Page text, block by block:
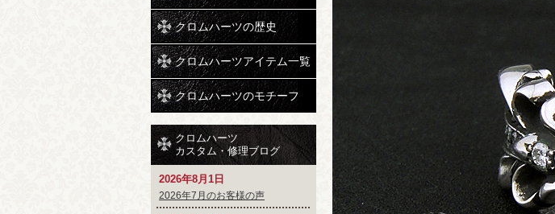
クロムハーツの歴史
クロムハーツアイテム一覧
クロムハーツのモチーフ
クロムハーツ
カスタム・修理ブログ
2026年8月1日
2026年7月のお客様の声